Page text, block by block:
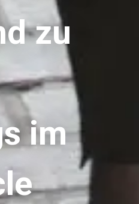
zu
im